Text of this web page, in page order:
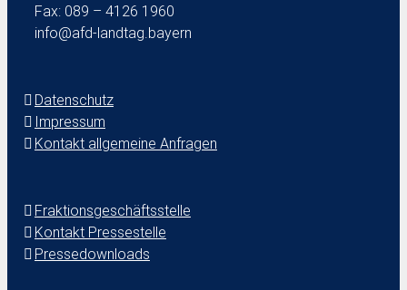
Fax: 089 – 4126 1960
info@afd-landtag.bayern
Datenschutz
Impressum
Kontakt allgemeine Anfragen
Fraktionsgeschäftsstelle
Kontakt Pressestelle
Pressedownloads